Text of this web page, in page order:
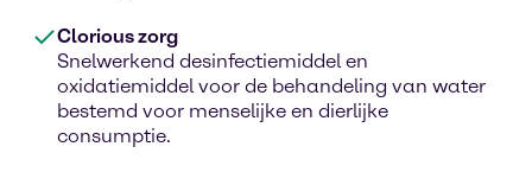
Clorious zorg
Snelwerkend desinfectiemiddel en
oxidatiemiddel voor de behandeling van water
bestemd voor menselijke en dierlijke
consumptie.